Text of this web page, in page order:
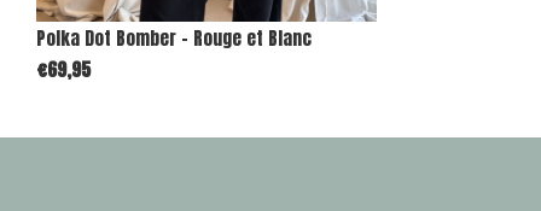
Polka Dot Bomber - Rouge et Blanc
€69,95